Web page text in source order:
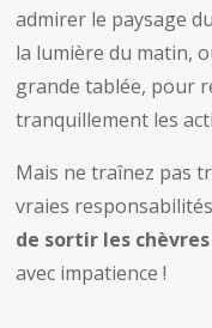
admirer le paysage du
la lumière du matin,
grande tablée, pour
tranquillement les
Mais ne traînez pas
vraies
de sortir les chèvres
avec impatience !